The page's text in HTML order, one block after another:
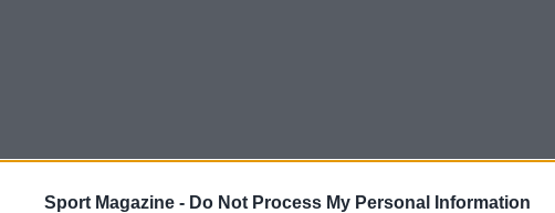
Sport Magazine - Do Not Process My Personal Information